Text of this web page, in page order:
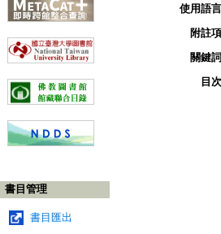
書目管理
書目匯出
使用語言
附註項
關鍵詞
目次